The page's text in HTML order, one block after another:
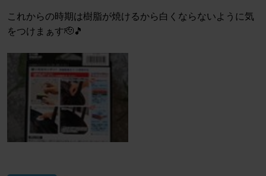
これからの時期は樹脂が焼けるから白くならないように気
をつけまぁす🫡🎵